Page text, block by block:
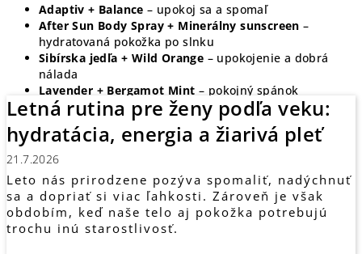
Adaptiv + Balance – upokoj sa a spomaľ
After Sun Body Spray + Minerálny sunscreen –
hydratovaná pokožka po slnku
Sibírska jedľa + Wild Orange – upokojenie a dobrá
nálada
Lavender + Bergamot Mint – pokojný spánok
Magnólia + Neroli– vôňa so ženskou energiou
Zelená mandarinka zadarmok celému BOGO balíku
Chceš si vybrať tú svoju dvojicu? Nájdeš ich aj
na našom eshope
ponáhľaj sa, akcia trvá len do 27. júla alebo do
vypredania zásob.
Čítať článok
Letná rutina pre ženy podľa veku:
hydratácia, energia a žiarivá pleť
21.7.2026
Leto nás prirodzene pozýva spomaliť, nadýchnuť
sa a dopriať si viac ľahkosti. Zároveň je však
obdobím, keď naše telo aj pokožka potrebujú
trochu inú starostlivosť.